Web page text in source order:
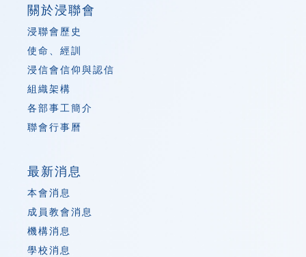
關於浸聯會
浸聯會歷史
使命、經訓
浸信會信仰與認信
組織架構
各部事工簡介
聯會行事曆
最新消息
本會消息
成員教會消息
機構消息
學校消息